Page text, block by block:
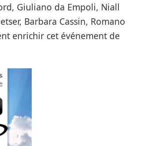
Giuliano da Empoli, Niall
Barbara Cassin, Romano
enrichir cet événement de